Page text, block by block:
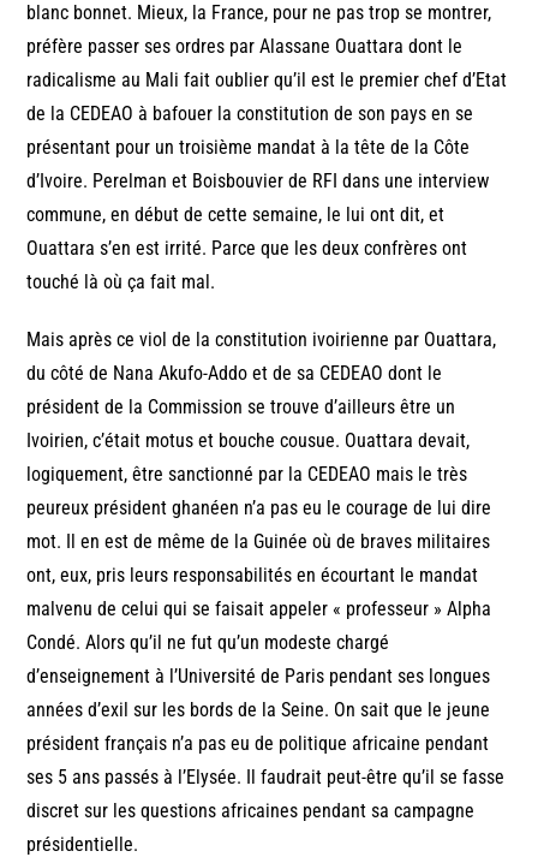
blanc bonnet. Mieux, la France, pour ne pas trop se montrer,
préfère passer ses ordres par Alassane Ouattara dont le
radicalisme au Mali fait oublier qu’il est le premier chef d’Etat
de la CEDEAO à bafouer la constitution de son pays en se
présentant pour un troisième mandat à la tête de la Côte
d’Ivoire. Perelman et Boisbouvier de RFI dans une interview
commune, en début de cette semaine, le lui ont dit, et
Ouattara s’en est irrité. Parce que les deux confrères ont
touché là où ça fait mal.
Mais après ce viol de la constitution ivoirienne par Ouattara,
du côté de Nana Akufo-Addo et de sa CEDEAO dont le
président de la Commission se trouve d’ailleurs être un
Ivoirien, c’était motus et bouche cousue. Ouattara devait,
logiquement, être sanctionné par la CEDEAO mais le très
peureux président ghanéen n’a pas eu le courage de lui dire
mot. Il en est de même de la Guinée où de braves militaires
ont, eux, pris leurs responsabilités en écourtant le mandat
malvenu de celui qui se faisait appeler « professeur » Alpha
Condé. Alors qu’il ne fut qu’un modeste chargé
d’enseignement à l’Université de Paris pendant ses longues
années d’exil sur les bords de la Seine. On sait que le jeune
président français n’a pas eu de politique africaine pendant
ses 5 ans passés à l’Elysée. Il faudrait peut-être qu’il se fasse
discret sur les questions africaines pendant sa campagne
présidentielle.